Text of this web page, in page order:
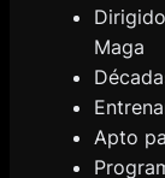
Maga
Apto